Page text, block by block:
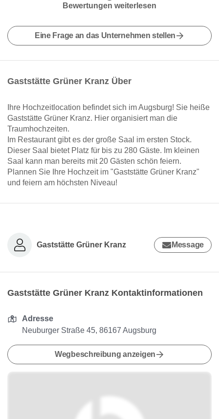
Bewertungen weiterlesen
Eine Frage an das Unternehmen stellen
Gaststätte Grüner Kranz Über
Ihre Hochzeitlocation befindet sich im Augsburg! Sie heiße
Gaststätte Grüner Kranz. Hier organisiert man die
Traumhochzeiten.
Im Restaurant gibt es der große Saal im ersten Stock.
Dieser Saal bietet Platz für bis zu 280 Gäste. Im kleinen
Saal kann man bereits mit 20 Gästen schön feiern.
Plannen Sie Ihre Hochzeit im "Gaststätte Grüner Kranz"
und feiern am höchsten Niveau!
Gaststätte Grüner Kranz Message
Gaststätte Grüner Kranz Kontaktinformationen
Adresse
Neuburger Straße 45, 86167 Augsburg
Wegbeschreibung anzeigen